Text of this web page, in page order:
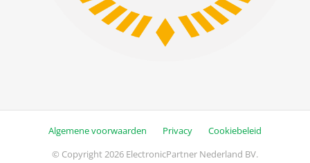
Algemene voorwaarden Privacy
Cookiebeleid
© Copyright 2026 ElectronicPartner Nederland BV.